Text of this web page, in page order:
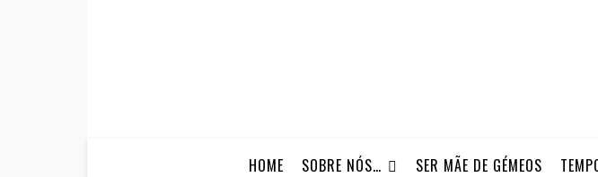
HOME SOBRE NÓS… SER MÃE DE GÉMEOS